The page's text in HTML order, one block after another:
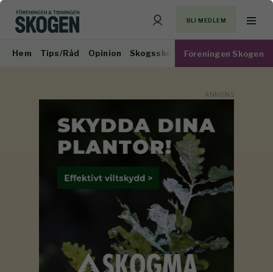
BLI MEDLEM
Hem Tips/Råd Opinion Skogsskötsel Virkesmarknad
Föreningen Skogen